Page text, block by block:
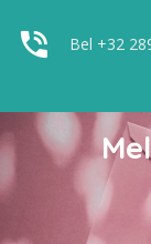
Bel +32